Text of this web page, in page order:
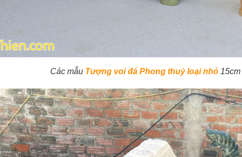
Các mẫu Tượng voi đá Phong thuỷ loại nhỏ